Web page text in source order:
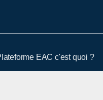
EAC c'est quoi ?